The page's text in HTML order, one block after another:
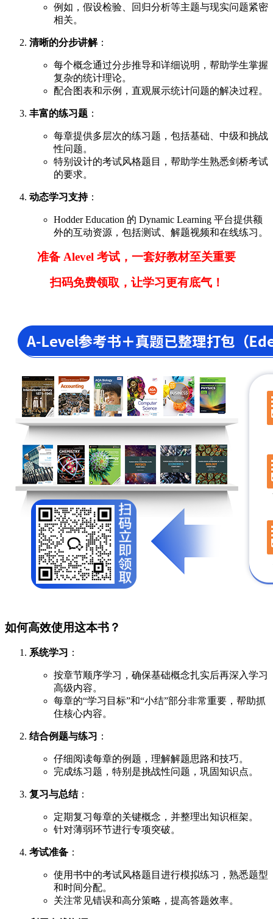
例如，假设检验、回归分析等主题与现实问题紧密
相关。
清晰的分步讲解：
每个概念通过分步推导和详细说明，帮助学生掌握
复杂的统计理论。
配合图表和示例，直观展示统计问题的解决过程。
丰富的练习题 ：
每章提供多层次的练习题，包括基础、中级和挑战
性问题。
特别设计的考试风格题目，帮助学生熟悉剑桥考试
的要求。
动态学习支持：
Hodder Education 的 Dynamic Learning 平台提供额
外的互动资源，包括测试、解题视频和在线练习。
准备 Alevel 考试，一套好教材至关重要
扫码免费领取，让学习更有底气！
如何高效使用这本书？
系统学习 ：
按章节顺序学习，确保基础概念扎实后再深入学习
高级内容。
每章的“学习目标”和“小结”部分非常重要，帮助抓
住核心内容。
结合例题与练习 ：
仔细阅读每章的例题，理解解题思路和技巧。
完成练习题，特别是挑战性问题，巩固知识点。
复习与总结：
定期复习每章的关键概念，并整理出知识框架。
针对薄弱环节进行专项突破。
考试准备 ：
使用书中的考试风格题目进行模拟练习，熟悉题型
和时间分配。
关注常见错误和高分策略，提高答题效率。